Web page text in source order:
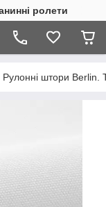
ролети
Рулонні штори Berlin.